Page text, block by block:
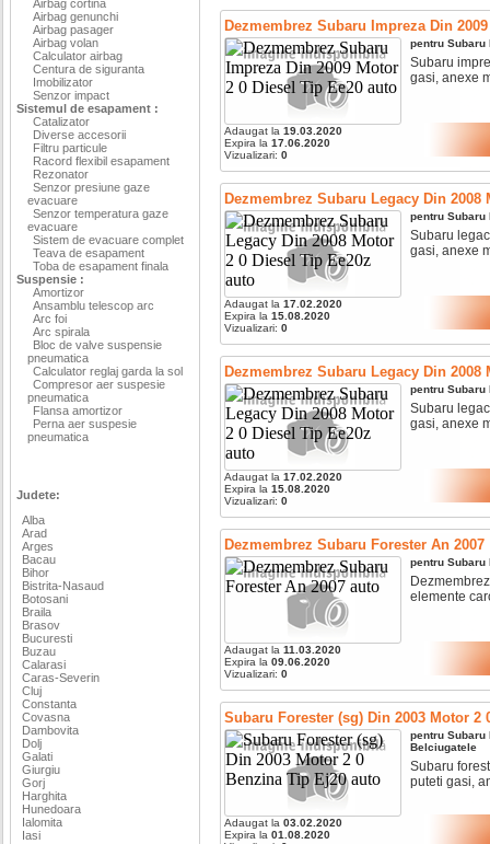
Airbag cortina
Airbag genunchi
Airbag pasager
Airbag volan
Calculator airbag
Centura de siguranta
Imobilizator
Senzor impact
Sistemul de esapament :
Catalizator
Diverse accesorii
Filtru particule
Racord flexibil esapament
Rezonator
Senzor presiune gaze
evacuare
Senzor temperatura gaze
evacuare
Sistem de evacuare complet
Teava de esapament
Toba de esapament finala
Suspensie :
Amortizor
Ansamblu telescop arc
Arc foi
Arc spirala
Bloc de valve suspensie
pneumatica
Calculator reglaj garda la sol
Compresor aer suspesie
pneumatica
Flansa amortizor
Perna aer suspesie
pneumatica
Judete:
Alba
Arad
Arges
Bacau
Bihor
Bistrita-Nasaud
Botosani
Braila
Brasov
Bucuresti
Buzau
Calarasi
Caras-Severin
Cluj
Constanta
Covasna
Dambovita
Dolj
Galati
Giurgiu
Gorj
Harghita
Hunedoara
Ialomita
Iasi
Dezmembrez Subaru Impreza Din
Adaugat la 19.03.2020
Expira la 17.06.2020
Vizualizari: 0
pentru Subaru
Subaru
gasi, anexe
Dezmembrez Subaru Legacy Din 2008
Adaugat la 17.02.2020
Expira la 15.08.2020
Vizualizari: 0
pentru Subaru
Subaru
gasi, anexe
Dezmembrez Subaru Legacy Din 2008
Adaugat la 17.02.2020
Expira la 15.08.2020
Vizualizari: 0
pentru Subaru
Subaru
gasi, anexe
Dezmembrez Subaru Forester An 2007
Adaugat la 11.03.2020
Expira la 09.06.2020
Vizualizari: 0
pentru Subaru
elemente
Subaru Forester (sg) Din 2003 Motor 2
Adaugat la 03.02.2020
Expira la 01.08.2020
pentru Subaru
Belciugatele
Subaru
puteti gasi,